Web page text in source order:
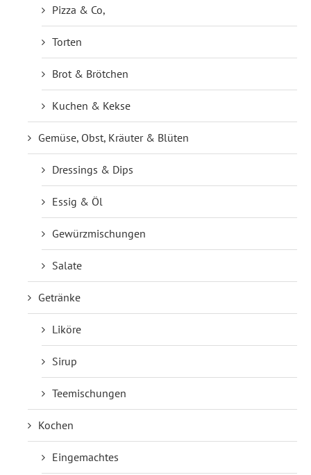
Pizza & Co,
Torten
Brot & Brötchen
Kuchen & Kekse
Gemüse, Obst, Kräuter & Blüten
Dressings & Dips
Essig & Öl
Gewürzmischungen
Salate
Getränke
Liköre
Sirup
Teemischungen
Kochen
Eingemachtes